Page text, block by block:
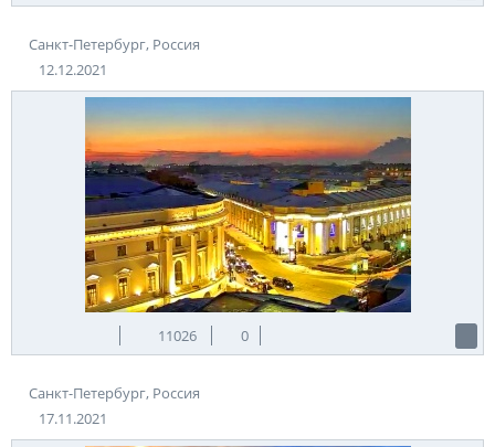
Санкт-Петербург, Россия
12.12.2021
11026 0
Санкт-Петербург, Россия
17.11.2021